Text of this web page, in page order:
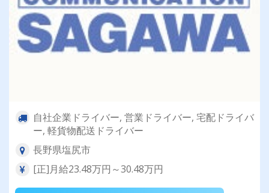
自社企業ドライバー, 営業ドライバー, 宅配ドライバ
ー, 軽貨物配送ドライバー
長野県塩尻市
[正]月給23.48万円～30.48万円